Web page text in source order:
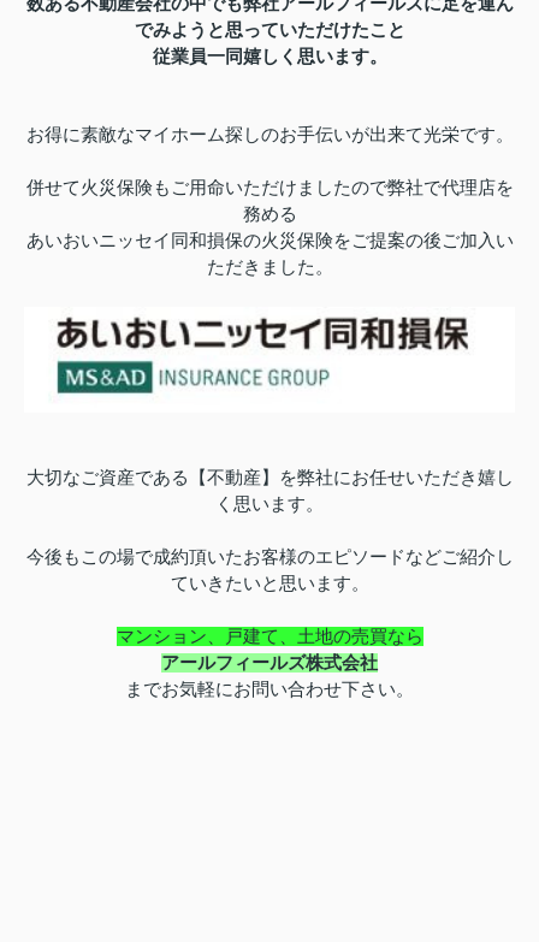
でみようと思っていただけたこと
従業員一同嬉しく思います。
お得に素敵なマイホーム探しのお手伝いが出来て光栄です。
併せて火災保険もご用命いただけましたので弊社で代理店を
務める
あいおいニッセイ同和損保の火災保険をご提案の後ご加入い
ただきました。
大切なご資産である【不動産】を弊社にお任せいただき嬉し
く思います。
今後もこの場で成約頂いたお客様のエピソードなどご紹介し
ていきたいと思います。
マンション、戸建て、土地の売買なら
アールフィールズ株式会社
までお気軽にお問い合わせ下さい。